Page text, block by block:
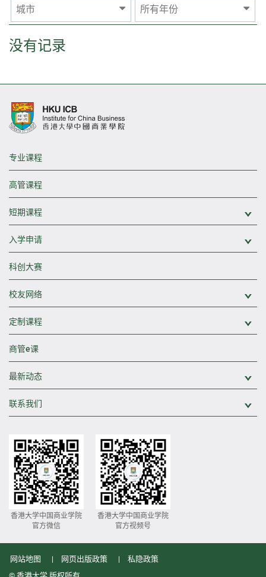
城市 所有年份
没有记录
专业课程
高管课程
短期课程
入学申请
科创大赛
校友网络
定制课程
商管e课
最新动态
联系我们
香港大学中国商业学院
官方微信
香港大学中国商业学院
官方视频号
网站地图 网页出版政策
私隐政策